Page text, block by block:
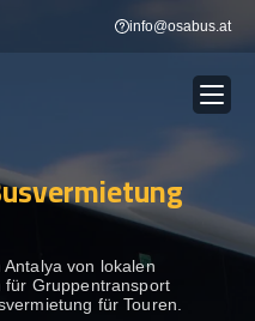
info@osabus.at
Show dropdown
Show dropdown
von lokalen
für Gruppentransport
für Touren.